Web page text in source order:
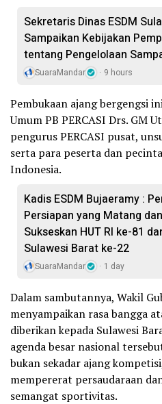
Sekretaris Dinas ESDM
Sampaikan Kebijakan
tentang Pengelolaan
SuaraMandar 9 hours
Pembukaan ajang bergengsi
Umum PB PERCASI Drs. GM
pengurus PERCASI pusat,
serta para peserta dan
Indonesia.
Kadis ESDM Bujaeramy :
Persiapan yang Matang
Sukseskan HUT RI ke-81
Sulawesi Barat ke-22
SuaraMandar 1 day
Dalam sambutannya, Wakil
menyampaikan rasa bangga
diberikan kepada Sulawesi
agenda besar nasional
bukan sekadar ajang
mempererat persaudaraan
semangat sportivitas.